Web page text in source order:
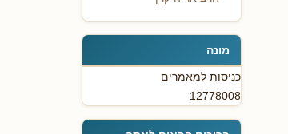
מונה
כניסות למאמרים
12778008